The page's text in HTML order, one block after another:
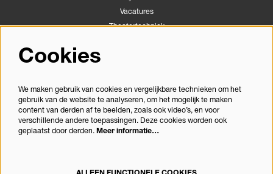
Vacatures
Theatertechniek
Congrescentrum Orpheus
Volg ons
Meld je aan voor de nieuwsbrief
Cookies
We maken gebruik van cookies en vergelijkbare technieken om het
gebruik van de website te analyseren, om het mogelijk te maken
content van derden af te beelden, zoals ook video’s, en voor
verschillende andere toepassingen. Deze cookies worden ook
geplaatst door derden. Meer informatie…